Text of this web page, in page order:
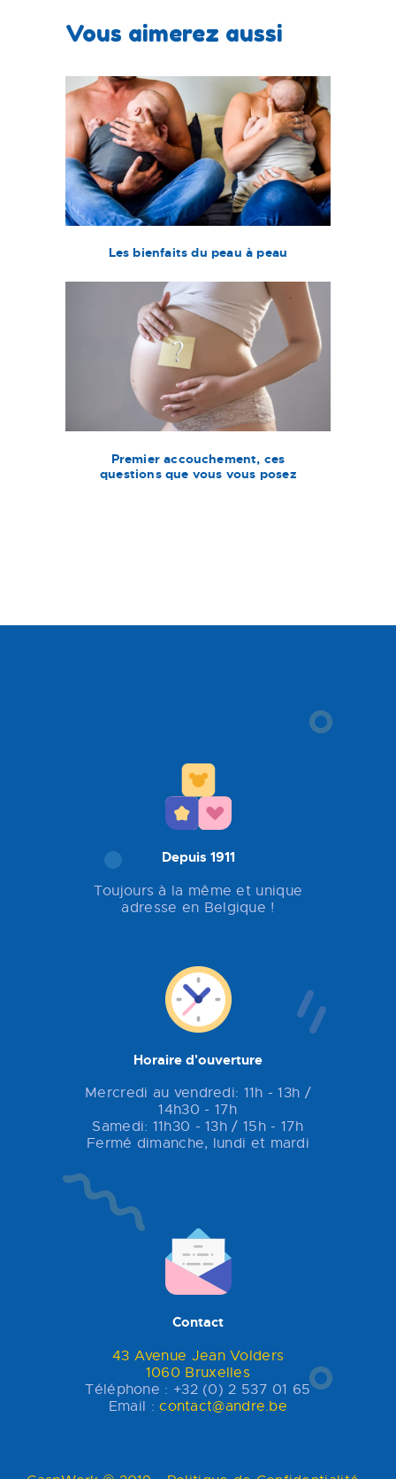
Vous aimerez aussi
Les bienfaits du peau à peau
Premier accouchement, ces
questions que vous vous posez
Depuis 1911
Toujours à la même et unique
adresse en Belgique !
Horaire d'ouverture
Mercredi au vendredi: 11h - 13h /
14h30 - 17h
Samedi: 11h30 - 13h / 15h - 17h
Fermé dimanche, lundi et mardi
Contact
43 Avenue Jean Volders
1060 Bruxelles
Téléphone : +32 (0) 2 537 01 65
Email :contact@andre.be